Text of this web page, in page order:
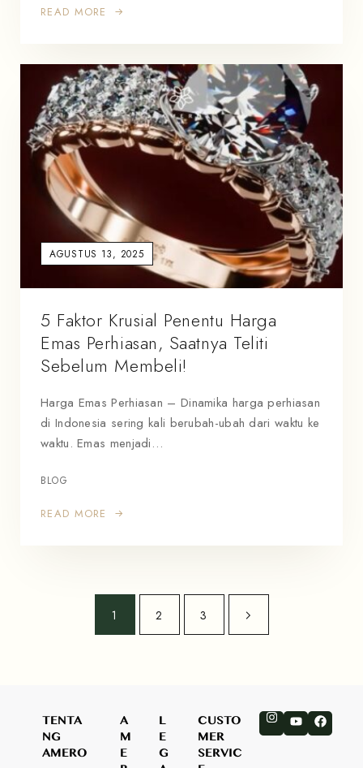
READ MORE
AGUSTUS 13, 2025
5 Faktor Krusial Penentu Harga
Emas Perhiasan, Saatnya Teliti
Sebelum Membeli!
Harga Emas Perhiasan – Dinamika harga perhiasan
di Indonesia sering kali berubah-ubah dari waktu ke
waktu. Emas menjadi…
BLOG
READ MORE
1 2 3
TENTA
NG
AMERO
A
M
E
L
E
G
CUSTO
MER
SERVIC